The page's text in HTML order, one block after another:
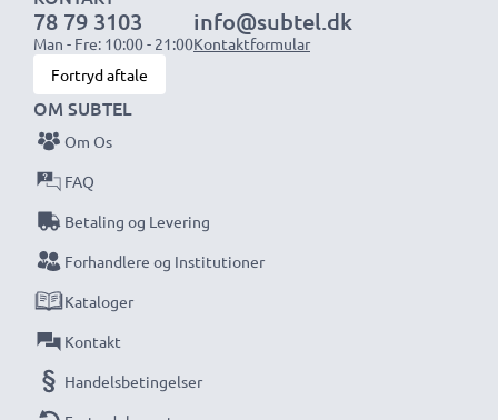
1x 3000mAh batteri:ca. 6 timer
BEMÆRK:For optimal ydeevne og levetid, oplad dine
batterier fuldt før første brug.
Gå aldrig glip af et skud med denne smarte,
kompakte LCD-batterioplader fra CELLONIC.
Bestil nu med hurtig levering og 3 års garanti!
78 79 3103
Man - Fre: 10:00 - 21:00
info@subtel.dk
Kontaktformular
Fortryd aftale
OM SUBTEL
Om Os
FAQ
Betaling og Levering
Forhandlere og Institutioner
Kataloger
Kontakt
Handelsbetingelser